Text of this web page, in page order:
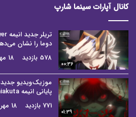
کانال آپارات سینما شارپ
00:36
دوما را نشان
578 بازدید
18 مهر 1404
01:39
پایانی انیمه Gachiakuta
771 بازدید
18 مهر 1404